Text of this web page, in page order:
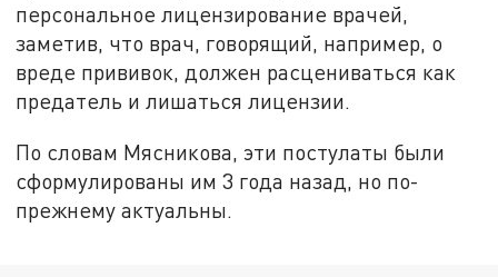
персональное лицензирование врачей,
заметив, что врач, говорящий, например, о
вреде прививок, должен расцениваться как
предатель и лишаться лицензии.
По словам Мясникова, эти постулаты были
сформулированы им 3 года назад, но по-
прежнему актуальны.